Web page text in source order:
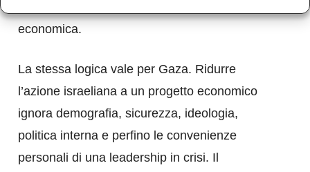
economica.
La stessa logica vale per Gaza. Ridurre
l’azione israeliana a un progetto economico
ignora demografia, sicurezza, ideologia,
politica interna e perfino le convenienze
personali di una leadership in crisi. Il